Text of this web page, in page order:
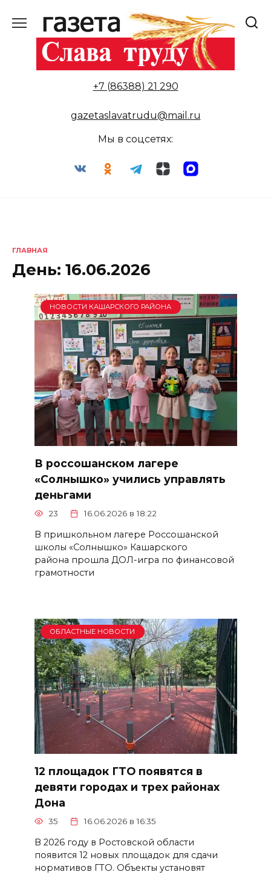
содержанию
+7 (86388) 21 290
gazetaslavatrudu@mail.ru
Мы в соцсетях:
ГЛАВНАЯ
День: 16.06.2026
НОВОСТИ КАШАРСКОГО РАЙОНА
В россошанском лагере
«Солнышко» учились управлять
деньгами
23 16.06.2026 в 18:22
В пришкольном лагере Россошанской
школы «Солнышко» Кашарского
района прошла ДОЛ-игра по финансовой
грамотности
ОБЛАСТНЫЕ НОВОСТИ
12 площадок ГТО появятся в
девяти городах и трех районах
Дона
35 16.06.2026 в 16:35
В 2026 году в Ростовской области
появится 12 новых площадок для сдачи
нормативов ГТО. Объекты установят